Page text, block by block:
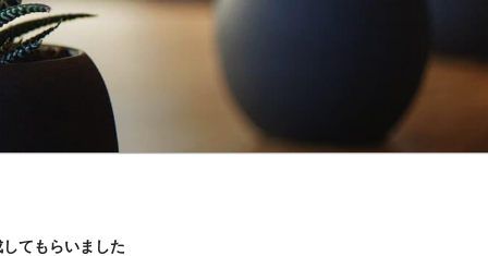
てもらいました